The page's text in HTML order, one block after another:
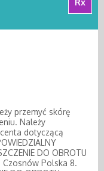
Rx
przemyć skórę
Należy
dotyczącą
DO OBROTU
Czosnów Polska 8.